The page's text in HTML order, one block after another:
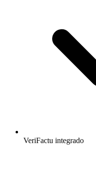
VeriFactu integrado